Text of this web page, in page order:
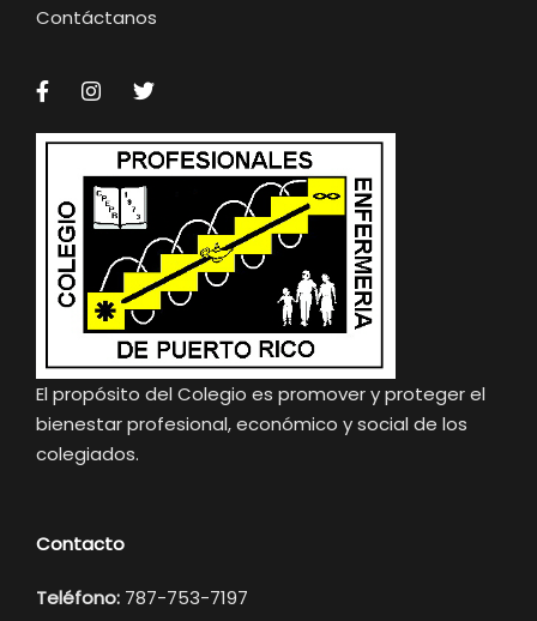
Contáctanos
El propósito del Colegio es promover y proteger el
bienestar profesional, económico y social de los
colegiados.
Contacto
Teléfono: 787-753-7197